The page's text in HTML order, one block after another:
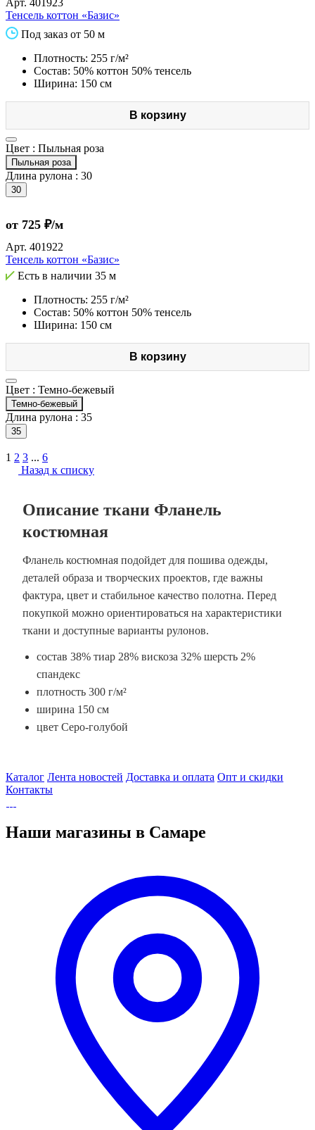
Арт. 401923
Тенсель коттон «Базис»
Под заказ от 50 м
Плотность: 255 г/м²
Состав: 50% коттон 50% тенсель
Ширина: 150 см
В корзину
Цвет : Пыльная роза
Пыльная роза
Длина рулона : 30
30
от 725 ₽/м
Арт. 401922
Тенсель коттон «Базис»
Есть в наличии 35 м
Плотность: 255 г/м²
Состав: 50% коттон 50% тенсель
Ширина: 150 см
В корзину
Цвет : Темно-бежевый
Темно-бежевый
Длина рулона : 35
35
1 2 3 ... 6
Назад к списку
Описание ткани Фланель
костюмная
Фланель костюмная подойдет для пошива одежды,
деталей образа и творческих проектов, где важны
фактура, цвет и стабильное качество полотна. Перед
покупкой можно ориентироваться на характеристики
ткани и доступные варианты рулонов.
состав 38% тиар 28% вискоза 32% шерсть 2%
спандекс
плотность 300 г/м²
ширина 150 см
цвет Серо-голубой
Каталог Лента новостей Доставка и оплата Опт и скидки
Контакты
Наши магазины в Самаре